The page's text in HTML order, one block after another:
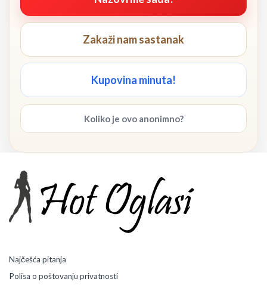
Zakaži nam sastanak
Kupovina minuta!
Koliko je ovo anonimno?
Najčešća pitanja
Polisa o poštovanju privatnosti